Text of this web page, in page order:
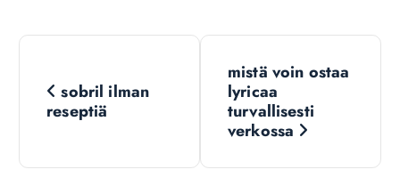
N
sobril ilman
reseptiä
mistä voin ostaa
lyricaa
turvallisesti
verkossa